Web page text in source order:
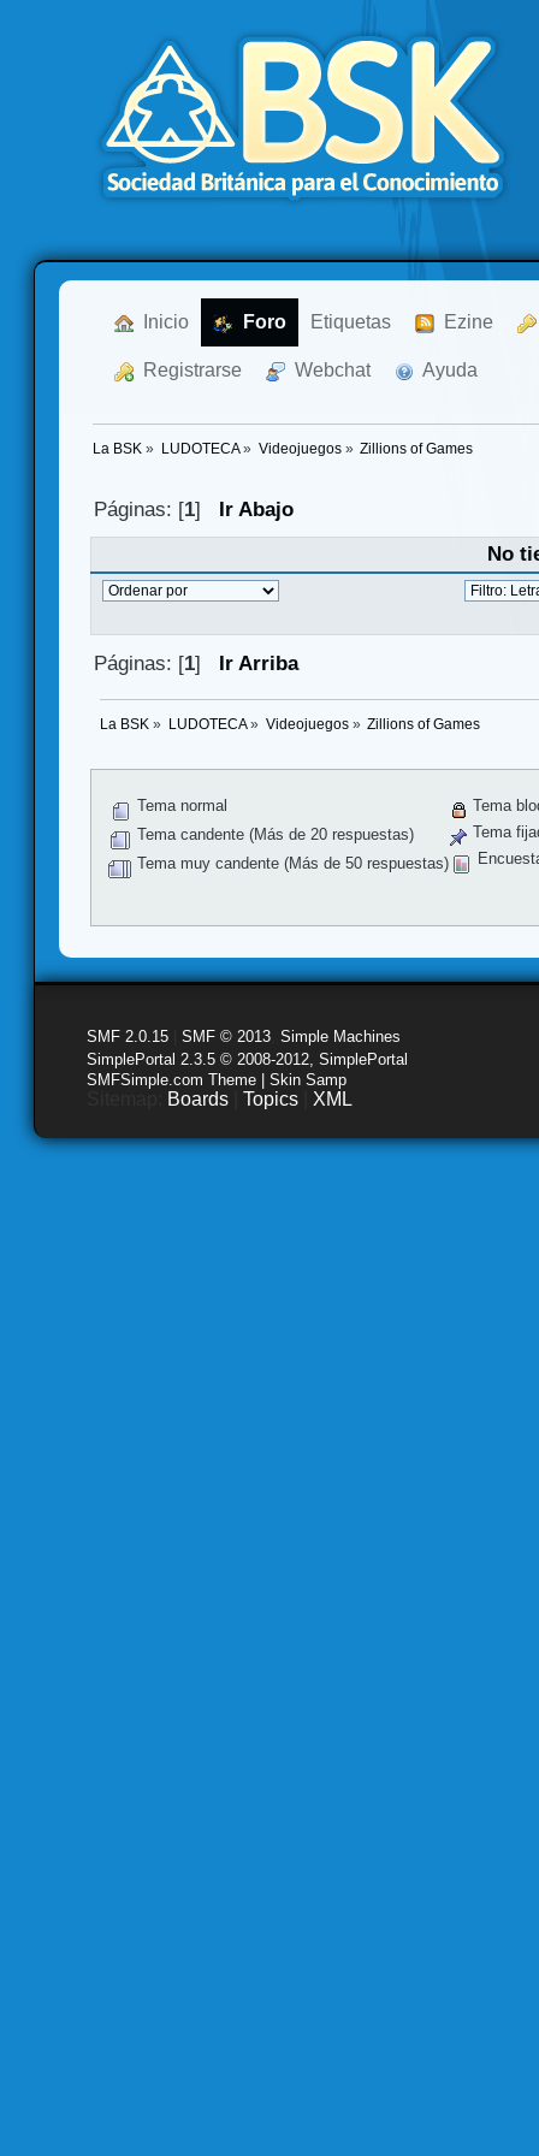
Inicio Foro Etiquetas Ezine
Registrarse Webchat Ayuda
La BSK » LUDOTECA» Videojuegos» Zillions of Games
Páginas: [1]
Ir Abajo
No
Páginas: [1] Ir Arriba
La BSK » LUDOTECA» Videojuegos» Zillions of Games
Tema normal
Tema candente (Más de 20 respuestas)
Tema muy candente (Más de 50 respuestas)
Tema
Tema
SMF 2.0.15 SMF © 2013 Simple Machines
SimplePortal 2.3.5 © 2008-2012, SimplePortal
SMFSimple.com Theme | Skin Samp
Boards Topics XML